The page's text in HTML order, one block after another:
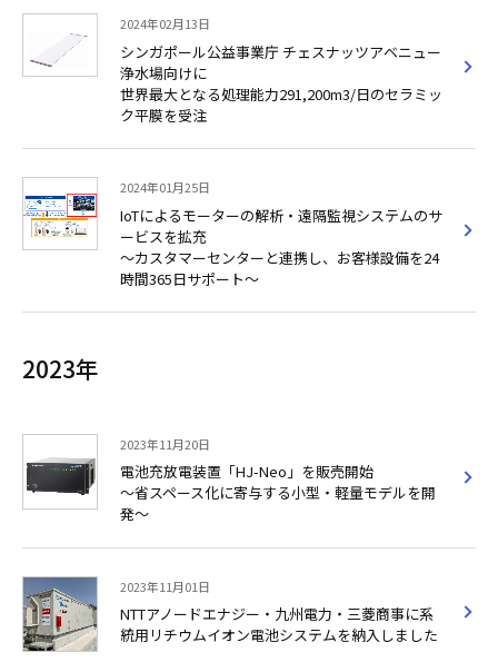
2024年02月13日
シンガポール公益事業庁 チェスナッツアベニュー
浄水場向けに
世界最大となる処理能力291,200m3/日のセラミッ
ク平膜を受注
2024年01月25日
IoTによるモーターの解析・遠隔監視システムのサ
ービスを拡充
～カスタマーセンターと連携し、お客様設備を24
時間365日サポート～
2023年
2023年11月20日
電池充放電装置「HJ-Neo」を販売開始
～省スペース化に寄与する小型・軽量モデルを開
発～
2023年11月01日
NTTアノードエナジー・九州電力・三菱商事に系
統用リチウムイオン電池システムを納入しました